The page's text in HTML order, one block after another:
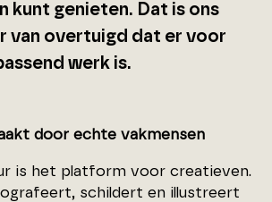
kunt genieten. Dat is ons
van overtuigd dat er voor
werk is.
door echte vakmensen
is het platform voor creatieven.
schildert en illustreert